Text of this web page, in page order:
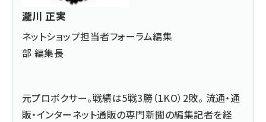
瀧川 正実
ネットショップ担当者フォーラム編集
部 編集長
元プロボクサー。戦績は5戦3勝（1KO）2敗。 流通・通
販・インターネット通販の専門新聞の編集記者を経